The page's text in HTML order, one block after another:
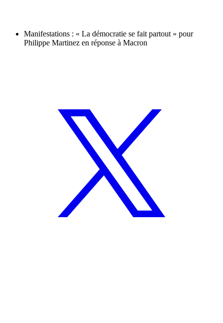
Manifestations : « La démocratie se fait partout » pour
Philippe Martinez en réponse à Macron